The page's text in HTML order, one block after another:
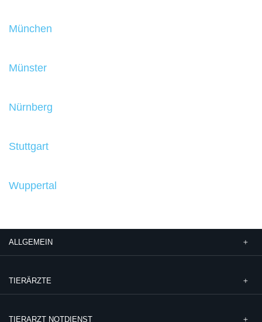
München
Münster
Nürnberg
Stuttgart
Wuppertal
ALLGEMEIN
TIERÄRZTE
TIERARZT NOTDIENST